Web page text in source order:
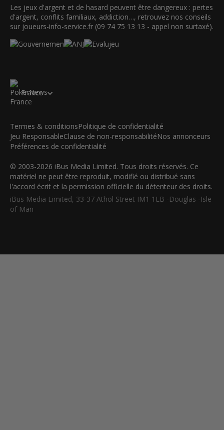
Les jeux d'argent et de hasard peuvent être dangereux : pertes
d'argent, conflits familiaux, addiction…, retrouvez nos conseils
sur joueurs-info-service.fr (09 74 75 13 13 - appel non surtaxé).
France
Termes & conditionsPolitique de confidentialité
Jeu ResponsableClause de non-responsabilitéNos annonceurs
Préférences de confidentialité
© 2003-2026 iBus Media Limited. Tous droits réservés. Ce
matériel ne peut être reproduit, modifié ou distribué sans
l'accord écrit et la permission officielle du détenteur des droits.
iBus Media Limited, 33-37 Athol Street IM1 1LB -Douglas -Isle
of Man